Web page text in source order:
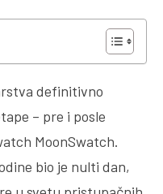
definitivno
– pre i posle
MoonSwatch.
bio je nulti dan,